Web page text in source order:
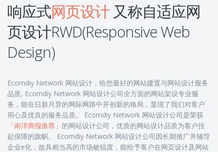
响应式网页设计 又称自适应网
页设计RWD(Responsive Web
Design)
Ecomdiy Network 网站设计，给您最好的网站建置与网站设计服务
品质, Ecomdiy Network 网站设计公司全方面的网站架设专业服
务，能在日新月异的网际网路中开创新的格局，显现了我们对客户
用心及优良的服务品质。 Ecomdiy Network 网站设计公司是荣获
「南洋商报推荐」 的网站设计公司，优质的网站设计品质为客户挂
起保障的旗帜。 Ecomdiy Network 网站设计公司因长期推广并辅导
企业e化，故具相当高的市场敏锐度，能给予客户在网页设计及网站